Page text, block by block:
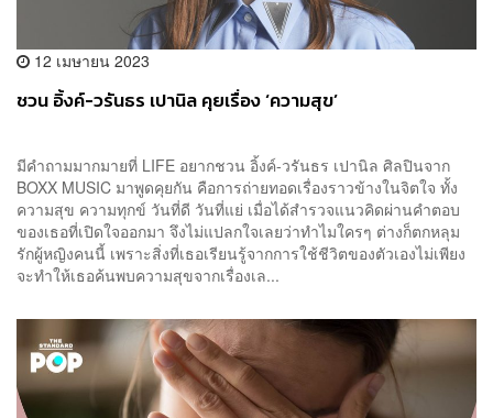
12 เมษายน 2023
ชวน อิ้งค์-วรันธร เปานิล คุยเรื่อง ‘ความสุข’
มีคำถามมากมายที่ LIFE อยากชวน อิ้งค์-วรันธร เปานิล ศิลปินจาก
BOXX MUSIC มาพูดคุยกัน คือการถ่ายทอดเรื่องราวข้างในจิตใจ ทั้ง
ความสุข ความทุกข์ วันที่ดี วันที่แย่ เมื่อได้สำรวจแนวคิดผ่านคำตอบ
ของเธอที่เปิดใจออกมา จึงไม่แปลกใจเลยว่าทำไมใครๆ ต่างก็ตกหลุม
รักผู้หญิงคนนี้ เพราะสิ่งที่เธอเรียนรู้จากการใช้ชีวิตของตัวเองไม่เพียง
จะทำให้เธอค้นพบความสุขจากเรื่องเล...